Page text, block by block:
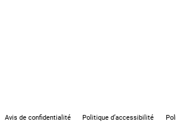
Avis de confidentialité Politique d’accessibilité